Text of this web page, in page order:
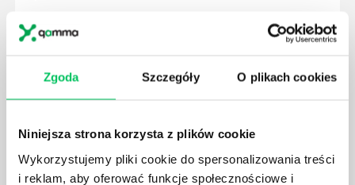
Zgoda Szczegóły O plikach cookies
Niniejsza strona korzysta z plików cookie
Wykorzystujemy pliki cookie do spersonalizowania treści
i reklam, aby oferować funkcje społecznościowe i
JAKIE UMIEJĘTNOŚCI MENEDŻERSKIE
Nawet zespół złożony z doskonale wykształconych i
kompetentnych pracowników nie będzie w stanie
sprawnie realizować swoich zadań, jeśli zabraknie w